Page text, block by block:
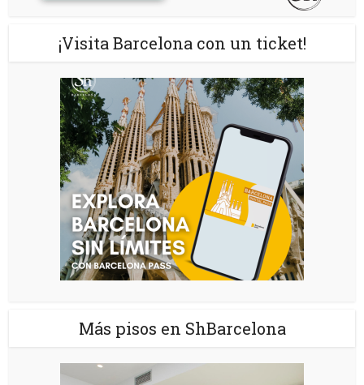
¡Visita Barcelona con un ticket!
Más pisos en ShBarcelona